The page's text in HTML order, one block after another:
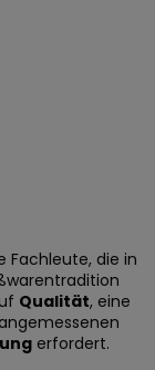
Fachleute, die in
Qualität, eine
erfordert.